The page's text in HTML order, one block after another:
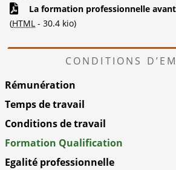
La formation professionnelle
(HTML - 30.4 kio)
CONDITIONS
Rémunération
Temps de travail
Conditions de travail
Formation Qualification
Egalité professionnelle